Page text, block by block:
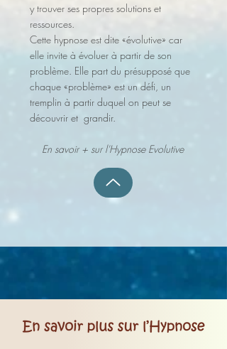
y trouver ses propres solutions et
ressources.
Cette hypnose est dite «évolutive» car
elle invite à évoluer à partir de son
problème. Elle part du présupposé que
chaque «problème» est un défi, un
tremplin à partir duquel on peut se
découvrir et grandir.
En savoir + sur l'Hypnose Evolutive